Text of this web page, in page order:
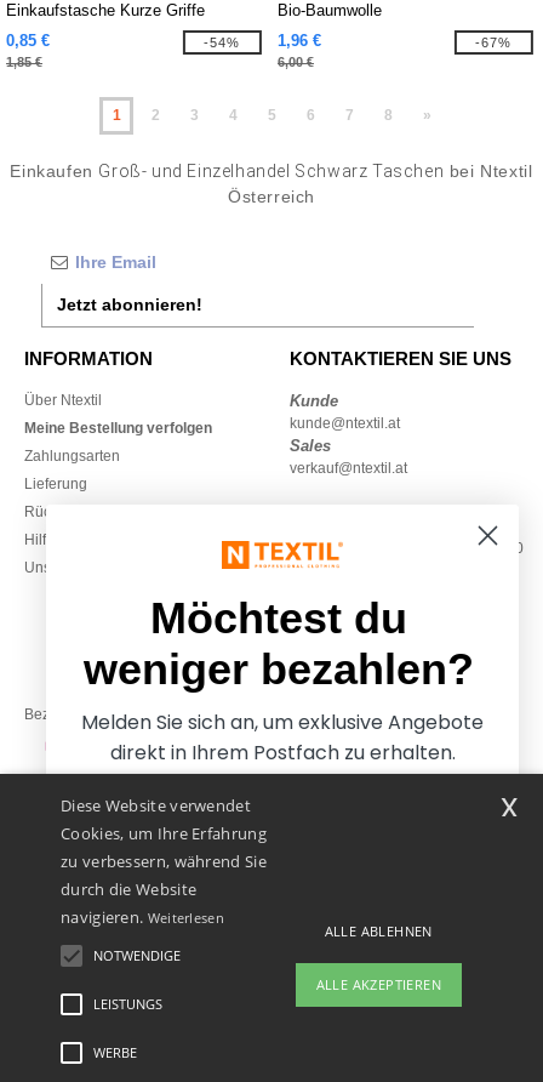
Einkaufstasche Kurze Griffe
0,85 €
1,85 €
-54%
Bio-Baumwolle
1,96 €
6,00 €
-67%
1 2 3 4 5 6 7 8 »
Einkaufen Groß- und Einzelhandel Schwarz Taschen bei Ntextil
Österreich
Jetzt abonnieren!
INFORMATION
Über Ntextil
Meine Bestellung verfolgen
Zahlungsarten
Lieferung
Rückerstattungen / Rückgaben
Hilfe & FAQs
Unsere Engagements
KONTAKTIEREN SIE UNS
Kunde
kunde@ntextil.at
Sales
verkauf@ntextil.at
Montag – Donnerstag: 10:00–13:00
& 14:00–17:30
Freitag: 10:00–14:00
Bezahlung mit
Unsere Paketzusteller
Rechtliche Hinweise
Diese Website verwendet
Cookies, um Ihre Erfahrung
zu verbessern, während Sie
durch die Website
navigieren. Weiterlesen
NOTWENDIGE
LEISTUNGS
WERBE
ALLE ABLEHNEN
ALLE AKZEPTIEREN
x
Möchtest du
weniger bezahlen?
Melden Sie sich an, um exklusive Angebote
direkt in Ihrem Postfach zu erhalten.
Ja, ich möchte weniger
bezahlen
Nein danke, ich möchte mehr bezahlen.